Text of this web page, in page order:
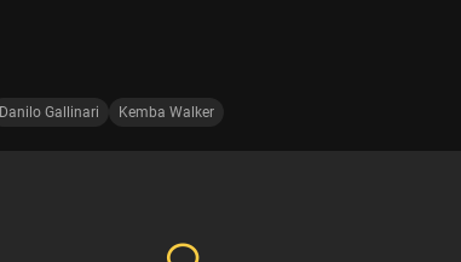
Danilo Gallinari Kemba Walker